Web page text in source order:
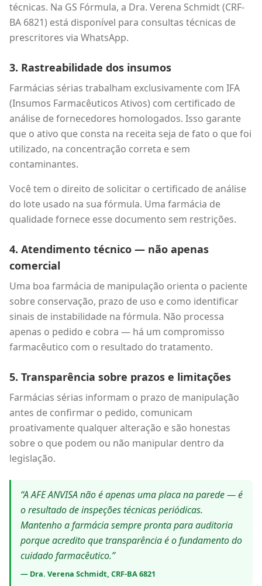
técnicas. Na GS Fórmula, a Dra. Verena Schmidt (CRF-
BA 6821) está disponível para consultas técnicas de
prescritores via WhatsApp.
3. Rastreabilidade dos insumos
Farmácias sérias trabalham exclusivamente com IFA
(Insumos Farmacêuticos Ativos) com certificado de
análise de fornecedores homologados. Isso garante
que o ativo que consta na receita seja de fato o que foi
utilizado, na concentração correta e sem
contaminantes.
Você tem o direito de solicitar o certificado de análise
do lote usado na sua fórmula. Uma farmácia de
qualidade fornece esse documento sem restrições.
4. Atendimento técnico — não apenas
comercial
Uma boa farmácia de manipulação orienta o paciente
sobre conservação, prazo de uso e como identificar
sinais de instabilidade na fórmula. Não processa
apenas o pedido e cobra — há um compromisso
farmacêutico com o resultado do tratamento.
5. Transparência sobre prazos e limitações
Farmácias sérias informam o prazo de manipulação
antes de confirmar o pedido, comunicam
proativamente qualquer alteração e são honestas
sobre o que podem ou não manipular dentro da
legislação.
“A AFE ANVISA não é apenas uma placa na parede — é
o resultado de inspeções técnicas periódicas.
Mantenho a farmácia sempre pronta para auditoria
porque acredito que transparência é o fundamento do
cuidado farmacêutico.”
— Dra. Verena Schmidt, CRF-BA 6821